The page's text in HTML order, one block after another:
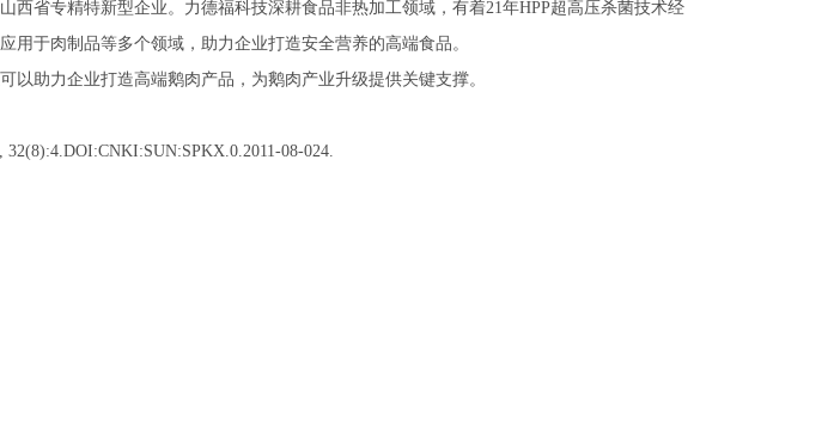
省专精特新型企业。力德福科技深耕食品非热加工领域，有着21年HPP超高压杀菌技术经
于肉制品等多个领域，助力企业打造安全营养的高端食品。
助力企业打造高端鹅肉产品，为鹅肉产业升级提供关键支撑。
08-024.